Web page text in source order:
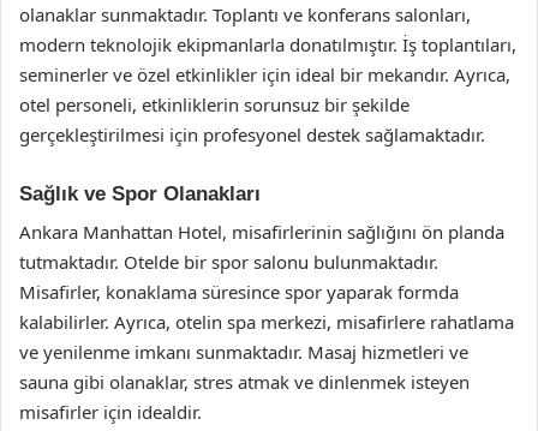
olanaklar sunmaktadır. Toplantı ve konferans salonları,
modern teknolojik ekipmanlarla donatılmıştır. İş toplantıları,
seminerler ve özel etkinlikler için ideal bir mekandır. Ayrıca,
otel personeli, etkinliklerin sorunsuz bir şekilde
gerçekleştirilmesi için profesyonel destek sağlamaktadır.
Sağlık ve Spor Olanakları
Ankara Manhattan Hotel, misafirlerinin sağlığını ön planda
tutmaktadır. Otelde bir spor salonu bulunmaktadır.
Misafirler, konaklama süresince spor yaparak formda
kalabilirler. Ayrıca, otelin spa merkezi, misafirlere rahatlama
ve yenilenme imkanı sunmaktadır. Masaj hizmetleri ve
sauna gibi olanaklar, stres atmak ve dinlenmek isteyen
misafirler için idealdir.